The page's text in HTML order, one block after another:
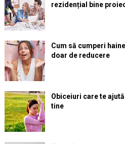
rezidențial bine
Cum să cumperi
doar de reducere
Obiceiuri care te
tine